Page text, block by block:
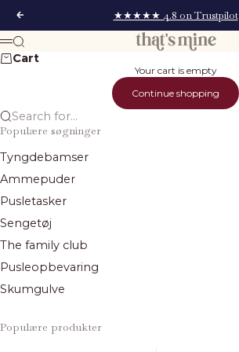
Previous
★★★★★ 4.8 on Trustpilot
That's Mine
Menu
Search
Cart
Your cart is empty
Continue shopping
Search for...
Populære søgninger
Tyngdebamser
Ammepuder
Pusletasker
Sengetøj
The family club
Pusleopbevaring
Skumgulve
Populære produkter